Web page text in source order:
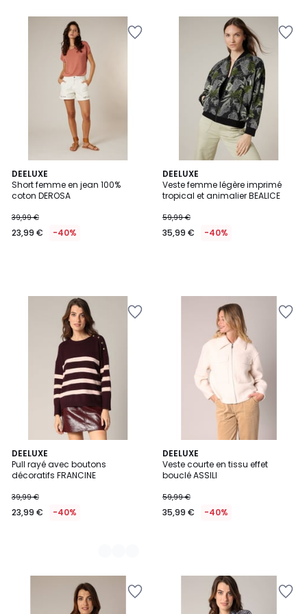
DEELUXE
Short femme en jean 100%
coton DEROSA
39,99 €
23,99 € -40%
DEELUXE
Veste femme légère imprimé
tropical et animalier BEALICE
59,99 €
35,99 € -40%
DEELUXE
Pull rayé avec boutons
décoratifs FRANCINE
39,99 €
23,99 € -40%
2
Couleurs
DEELUXE
Veste courte en tissu effet
bouclé ASSILI
59,99 €
35,99 € -40%